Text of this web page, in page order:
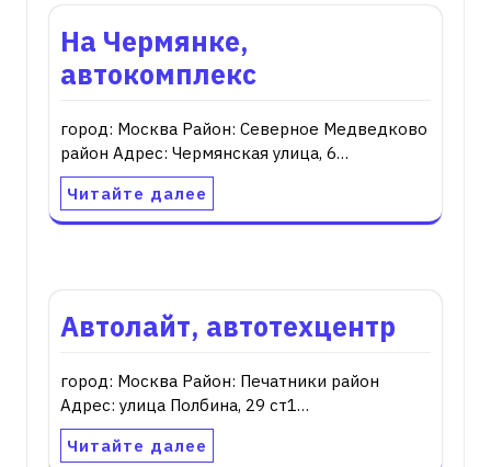
На Чермянке,
автокомплекс
город: Москва Район: Северное Медведково
район Адрес: Чермянская улица, 6…
Читайте далее
Автолайт, автотехцентр
город: Москва Район: Печатники район
Адрес: улица Полбина, 29 ст1…
Читайте далее